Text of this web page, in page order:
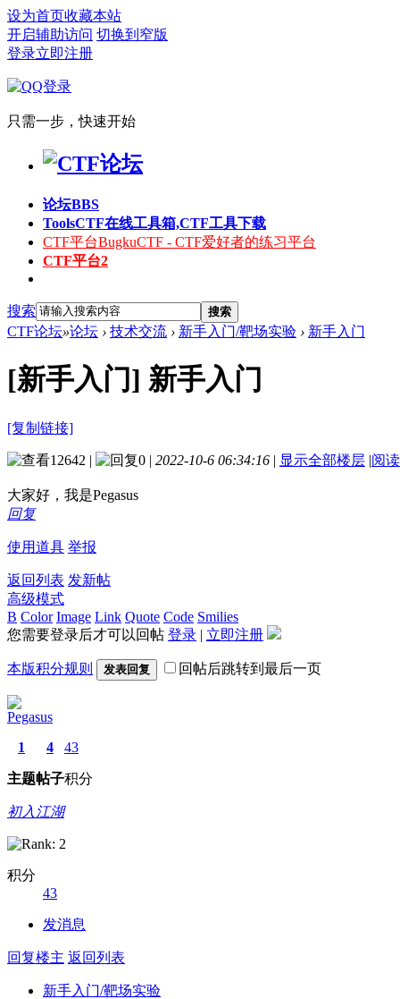
设为首页收藏本站
开启辅助访问 切换到窄版
登录立即注册
只需一步，快速开始
论坛BBS
ToolsCTF在线工具箱,CTF工具下载
CTF平台BugkuCTF - CTF爱好者的练习平台
CTF平台2
搜索 搜索
CTF论坛»论坛 › 技术交流 › 新手入门/靶场实验 › 新手入门
[新手入门] 新手入门
[复制链接]
12642 | 0 | 2022-10-6 06:34:16 | 显示全部楼层 |阅
大家好，我是Pegasus
回复
使用道具 举报
返回列表 发新帖
高级模式
B Color Image Link Quote Code Smilies
您需要登录后才可以回帖 登录 | 立即注册
本版积分规则 发表回复 回帖后跳转到最后一页
Pegasus
1
主题
4
帖子
43
积分
初入江湖
积分
43
发消息
回复楼主 返回列表
新手入门/靶场实验